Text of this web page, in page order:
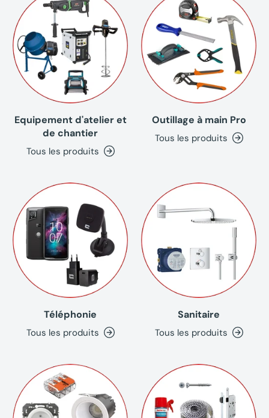
Equipement d'atelier et
de chantier
Tous les produits
Outillage à main Pro
Tous les produits
Téléphonie
Tous les produits
Sanitaire
Tous les produits